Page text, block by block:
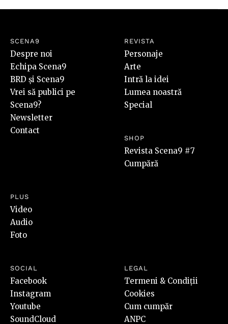
SCENA9
Despre noi
Echipa Scena9
BRD și Scena9
Vrei să publici pe
Scena9?
Newsletter
Contact
REVISTA
Personaje
Arte
Intră la idei
Lumea noastră
Special
SHOP
Revista Scena9 #7
Cumpără
PLUS
Video
Audio
Foto
SOCIAL
Facebook
Instagram
Youtube
SoundCloud
LEGAL
Termeni & Condiții
Cookies
Cum cumpăr
ANPC